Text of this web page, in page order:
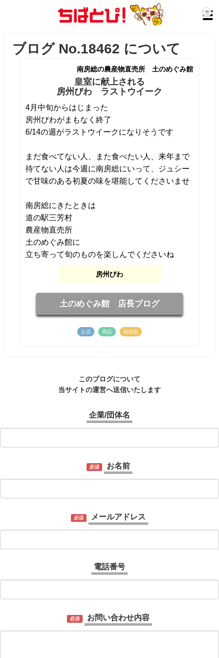
ブログ No.18462 について
南房総の農産物直売所 土のめぐみ館
皇室に献上される
房州びわ ラストウイーク
4月中旬からはじまった
房州びわがまもなく終了
6/14の週がラストウイークになりそうです
まだ食べてない人、また食べたい人、来年まで
待てない人は今週に南房総にいって、ジュシー
で甘味のある初夏の味を堪能してくださいませ
南房総にきたときは
道の駅三芳村
農産物直売所
土のめぐみ館に
立ち寄って旬のものを楽しんでくださいね
房州びわ
土のめぐみ館 店長ブログ
お店 商品 南房総
このブログについて
当サイトの運営へ送信いたします
企業/団体名
必須 お名前
必須 メールアドレス
電話番号
必須 お問い合わせ内容